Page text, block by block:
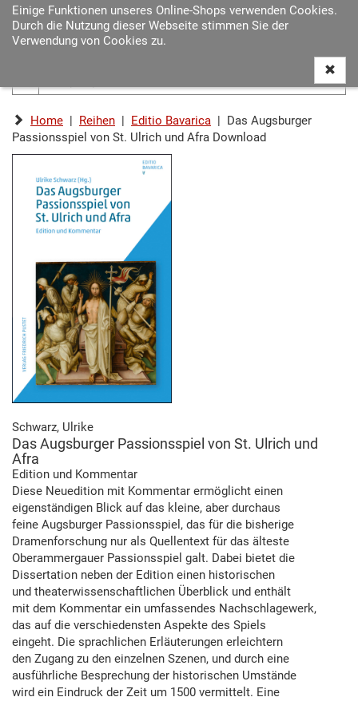
Einige Funktionen unseres Online-Shops verwenden Cookies.
Durch die Nutzung dieser Webseite stimmen Sie der
Verwendung von Cookies zu.
Home | Reihen | Editio Bavarica | Das Augsburger
Passionsspiel von St. Ulrich und Afra Download
Schwarz, Ulrike
Das Augsburger Passionsspiel von St. Ulrich und
Afra
Edition und Kommentar
Diese Neuedition mit Kommentar ermöglicht einen
eigenständigen Blick auf das kleine, aber durchaus
feine Augsburger Passionsspiel, das für die bisherige
Dramenforschung nur als Quellentext für das älteste
Oberammergauer Passionsspiel galt. Dabei bietet die
Dissertation neben der Edition einen historischen
und theaterwissenschaftlichen Überblick und enthält
mit dem Kommentar ein umfassendes Nachschlagewerk,
das auf die verschiedensten Aspekte des Spiels
eingeht. Die sprachlichen Erläuterungen erleichtern
den Zugang zu den einzelnen Szenen, und durch eine
ausführliche Besprechung der historischen Umstände
wird ein Eindruck der Zeit um 1500 vermittelt. Eine